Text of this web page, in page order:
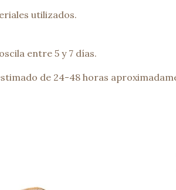
utilizados.
entre 5 y 7 días.
de 24-48 horas